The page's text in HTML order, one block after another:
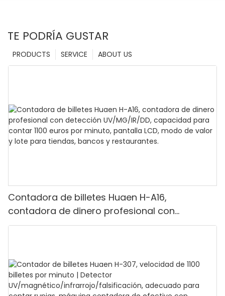
TE PODRÍA GUSTAR
ABOUT US
SERVICE
PRODUCTS
Contadora de billetes Huaen H-A16,
contadora de dinero profesional con
detección UV/MG/IR/DD, capacidad para
restaurantes.